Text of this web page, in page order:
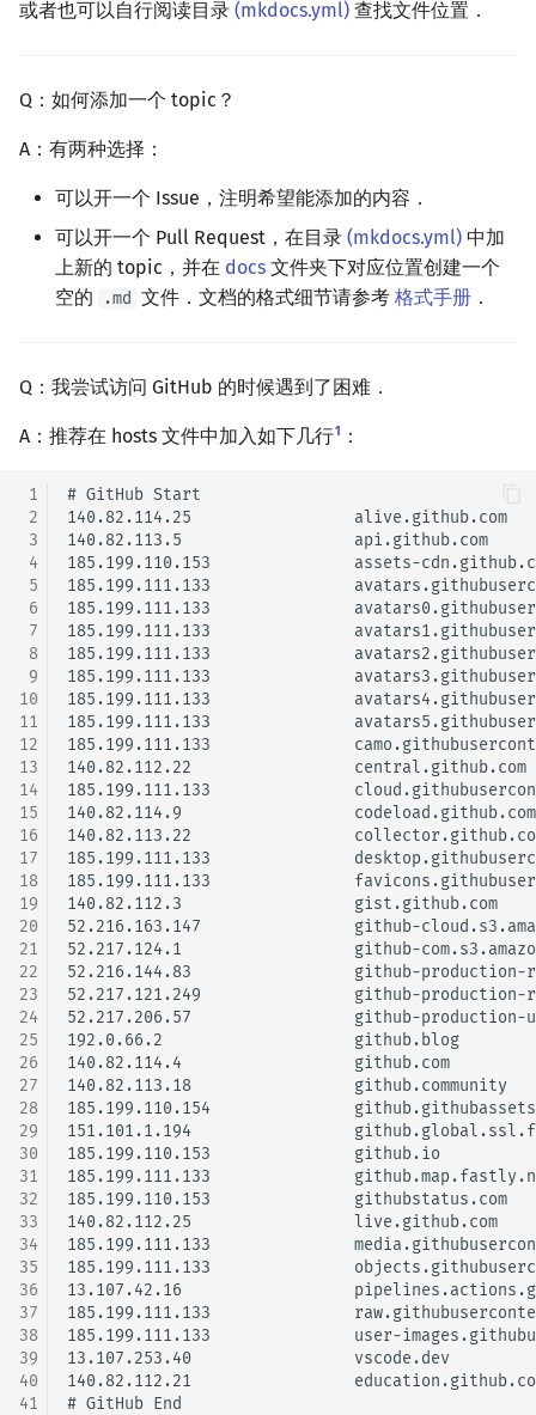
或者也可以自行阅读目录 (mkdocs.yml) 查找文件位置．
Q：如何添加一个 topic？
A：有两种选择：
可以开一个 Issue，注明希望能添加的内容．
可以开一个 Pull Request，在目录 (mkdocs.yml) 中加
上新的 topic，并在 docs 文件夹下对应位置创建一个
空的
.md 文件．文档的格式细节请参考 格式手册 ．
Q：我尝试访问 GitHub 的时候遇到了困难．
A：推荐在 hosts 文件中加入如下几行1 ：
1
2
3
4
5
6
7
8
9
10
11
12
13
14
15
16
17
18
19
20
21
22
23
24
25
26
27
28
29
30
31
32
33
34
35
36
37
38
39
40
41
# GitHub Start
140.82.114.25                 alive.github.com
140.82.113.5                  api.github.com
185.199.110.153               assets-
185.199.111.133
185.199.111.133
185.199.111.133
185.199.111.133
185.199.111.133
185.199.111.133
185.199.111.133
185.199.111.133
140.82.112.22                 central.github.com
185.199.111.133
140.82.114.9                  codeload.github.com
140.82.113.22
185.199.111.133
185.199.111.133
140.82.112.3                  gist.github.com
52.216.163.147                github-
52.217.124.1                  github-
52.216.144.83                 github-production-
52.217.121.249                github-production-
52.217.206.57                 github-production-
192.0.66.2                    github.blog
140.82.114.4                  github.com
140.82.113.18                 github.community
185.199.110.154
151.101.1.194
185.199.110.153               github.io
185.199.111.133
185.199.110.153               githubstatus.com
140.82.112.25                 live.github.com
185.199.111.133
185.199.111.133
13.107.42.16
185.199.111.133
185.199.111.133               user-
13.107.253.40                 vscode.dev
140.82.112.21